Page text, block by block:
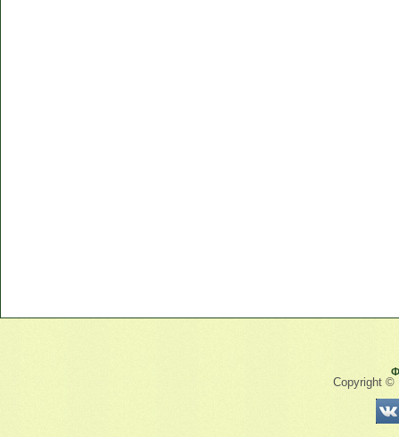
Copyright ©